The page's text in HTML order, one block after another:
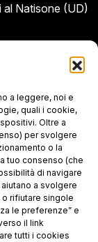
a leggere, noi e
quali i cookie,
Oltre a
per svolgere
o la
tuo consenso (che
di navigare
a svolgere
rifiutare singole
le preferenze” e
il link
tutti i cookies
Natisone (UD)